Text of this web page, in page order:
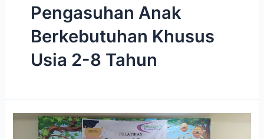
Pengasuhan Anak
Berkebutuhan Khusus
Usia 2-8 Tahun
Prima
Kreatif